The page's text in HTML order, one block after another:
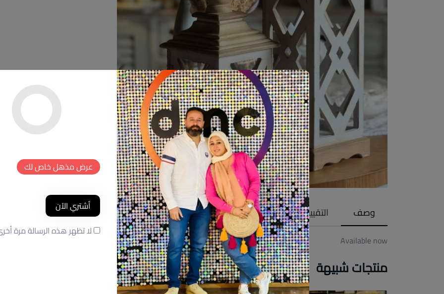
وصف التقييمات (0)
Available now
منتجات شبيهة
عرض مذهل خاص لك
أشتري الآن
لا تظهر هذه الرسالة مرة